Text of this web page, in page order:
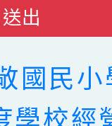
送出
國民小
學校經